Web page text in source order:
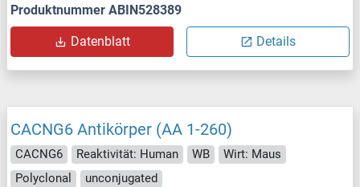
Produktnummer ABIN528389
Datenblatt Details
CACNG6 Antikörper (AA 1-260)
CACNG6 Reaktivität: Human WB
Wirt: Maus
Polyclonal
unconjugated